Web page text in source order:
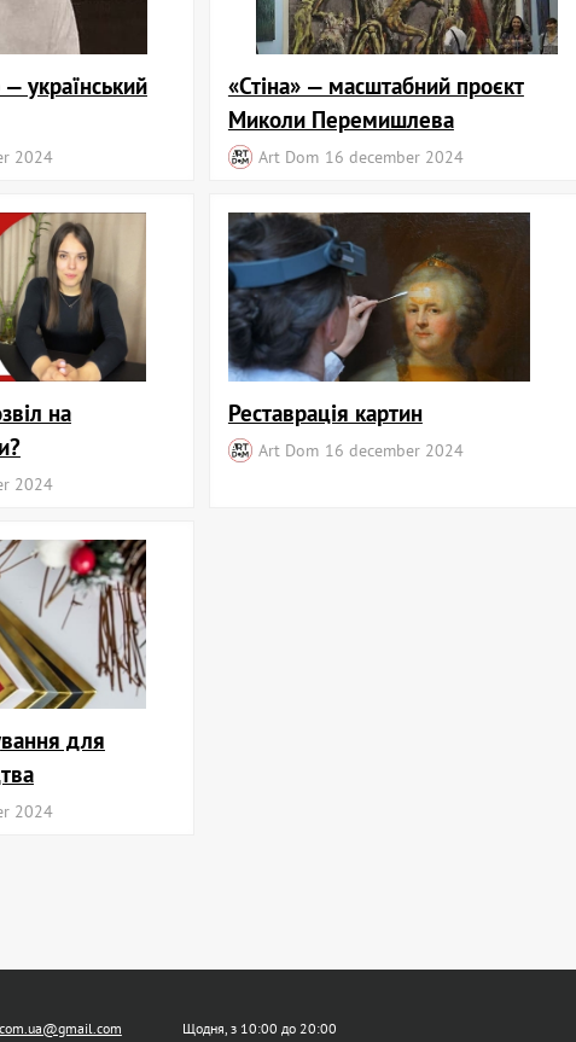
український
2024
«Стіна» — масштабний проєкт
Миколи Перемишлева
Art Dom 16 december 2024
на
2024
Реставрація картин
Art Dom 16 december 2024
для
2024
Щодня, з 10:00 до 20:00